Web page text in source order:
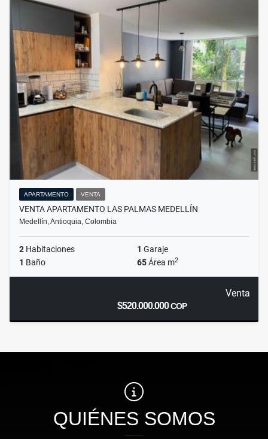
APARTAMENTO VENTA
VENTA APARTAMENTO LAS PALMAS MEDELLÍN
Medellín, Antioquia, Colombia
2 Habitaciones 1 Garaje
1 Baño 65Área m2
Venta
$520.000.000COP
QUIÉNES SOMOS